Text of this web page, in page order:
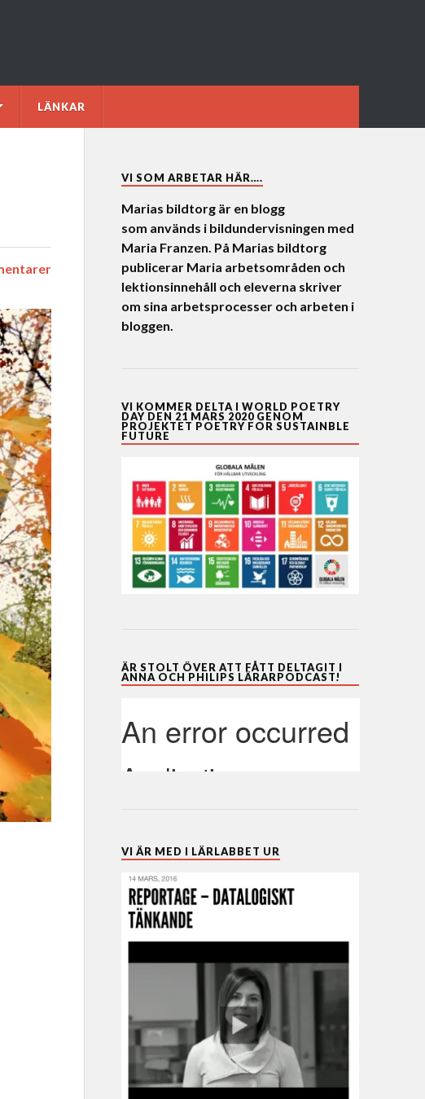
LÄNKAR
VI SOM ARBETAR HÄR….
Marias bildtorg är en blogg
som används i bildundervisningen med
Maria Franzen. På Marias bildtorg
publicerar Maria arbetsområden och
lektionsinnehåll och eleverna skriver
om sina arbetsprocesser och arbeten i
bloggen.
VI KOMMER DELTA I WORLD POETRY
DAY DEN 21 MARS 2020 GENOM
PROJEKTET POETRY FOR SUSTAINBLE
FUTURE
ÄR STOLT ÖVER ATT FÅTT DELTAGIT I
ANNA OCH PHILIPS LÄRARPODCAST!
VI ÄR MED I LÄRLABBET UR